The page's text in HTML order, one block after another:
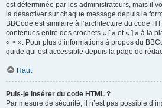
est déterminée par les administrateurs, mais il
la désactiver sur chaque message depuis le
BBCode est similaire à l’architecture du code
contenues entre des crochets « [ » et « ] » à la
« > ». Pour plus d’informations à propos du
guide qui est accessible depuis la page de
Haut
Puis-je insérer du code HTML ?
Par mesure de sécurité, il n’est pas possible